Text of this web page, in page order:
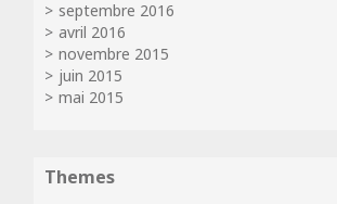
septembre 2016
avril 2016
novembre 2015
juin 2015
mai 2015
Themes